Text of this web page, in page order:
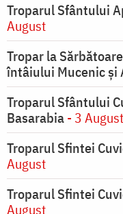
Troparul Sfântului
August
Tropar la
întâiului Mucenic şi
Troparul Sfântului
Basarabia- 3 August
Troparul Sfintei
August
Troparul Sfintei
August